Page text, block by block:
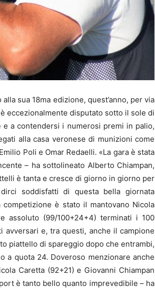
sua 18ma edizione, quest’anno, per via
eccezionalmente disputato sotto il sole di
a contendersi i numerosi premi in palio,
alla casa veronese di munizioni come
Poli e Omar Redaelli. «La gara è stata
– ha sottolineato Alberto Chiampan,
è tanta e cresce di giorno in giorno per
soddisfatti di questa bella giornata
è stato il mantovano Nicola
assoluto (99/100+24+4) terminati i 100
e, tra questi, anche il campione
piattello di spareggio dopo che entrambi,
a quota 24. Doveroso menzionare anche
Caretta (92+21) e Giovanni Chiampan
è tanto bello quanto imprevedibile – ha